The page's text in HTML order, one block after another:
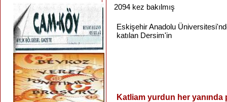
2094 kez bakılmış
EskişehirAnadolu
katılan Dersim'in
Katliam yurdun her